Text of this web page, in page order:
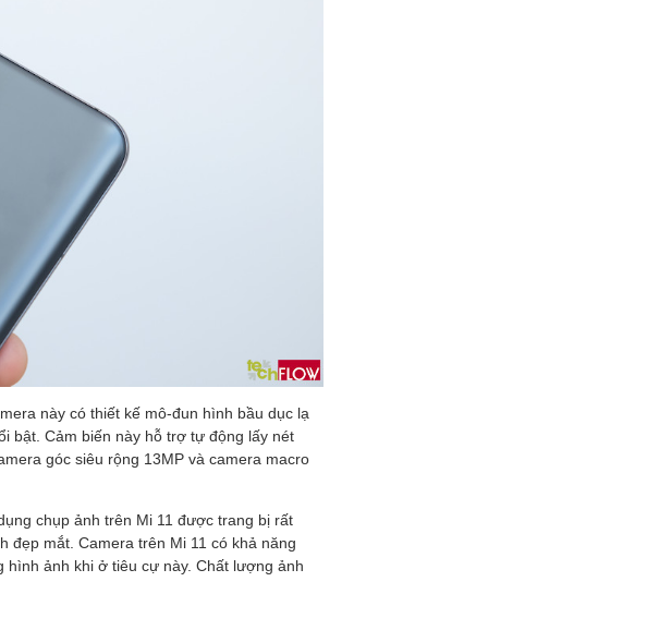
này có thiết kế mô-đun hình bầu dục lạ
bật. Cảm biến này hỗ trợ tự động lấy nét
góc siêu rộng 13MP và camera macro
chụp ảnh trên Mi 11 được trang bị rất
đẹp mắt. Camera trên Mi 11 có khả năng
hình ảnh khi ở tiêu cự này. Chất lượng ảnh